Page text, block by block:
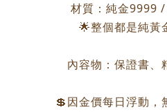
材質：純金9999
🌟整個都是純黃
內容物：保證書、
💲因金價每日浮動，